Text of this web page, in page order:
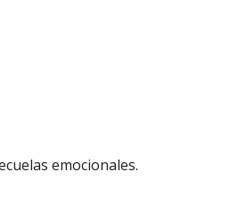
emocionales.